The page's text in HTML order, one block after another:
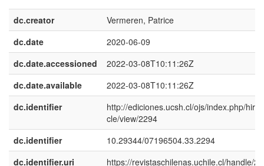
dc.creator
Vermeren, Patrice
dc.date
2020-06-09
dc.date.accessioned
2022-03-08T10:11:26Z
dc.date.available
2022-03-08T10:11:26Z
dc.identifier
http://ediciones.ucsh.cl/ojs/index.php/hirf/
cle/view/2294
dc.identifier
10.29344/07196504.33.2294
dc.identifier.uri
https://revistaschilenas.uchile.cl/handle/